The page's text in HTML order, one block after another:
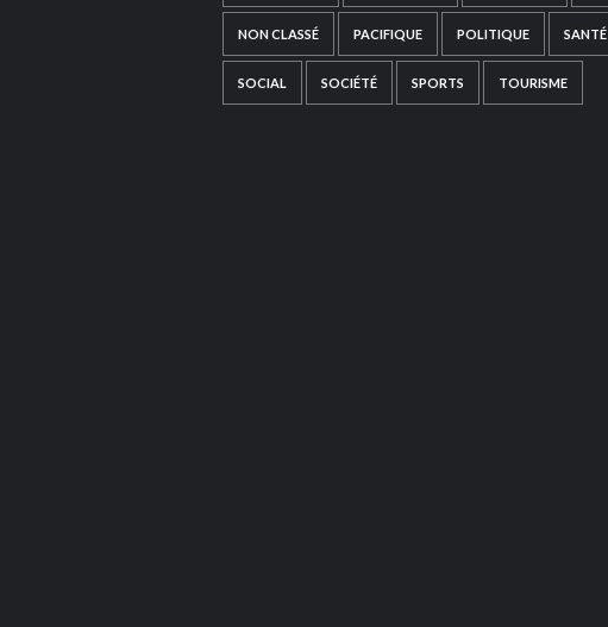
NON CLASSÉ PACIFIQUE POLITIQUE SANTÉ
SOCIAL SOCIÉTÉ SPORTS TOURISME